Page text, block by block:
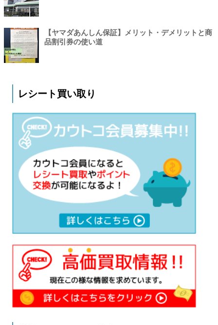
【ヤマダあんしん保証】メリット・デメリットと商
品割引券の使い道
レシート買い取り